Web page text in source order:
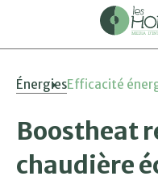
ÉnergiesEfficacité
Boostheat
chaudière